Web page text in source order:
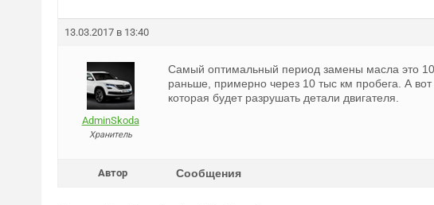
13.03.2017 в 13:40
AdminSkoda
Хранитель
Самый оптимальный период замены масла это
раньше, примерно через 10 тыс км пробега. А
которая будет разрушать детали двигателя.
Автор Сообщения